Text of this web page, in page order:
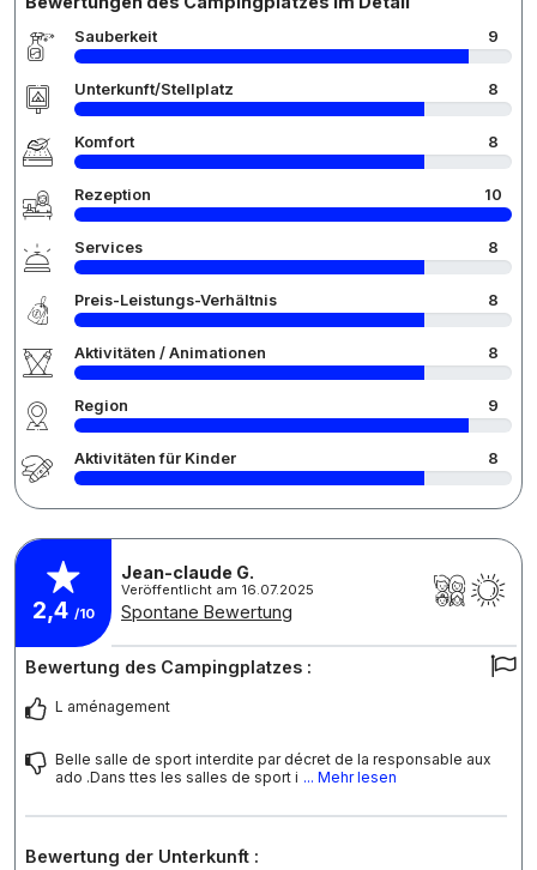
Sauberkeit 9
Unterkunft/Stellplatz 8
Komfort 8
Rezeption 10
Services 8
Preis-Leistungs-Verhältnis 8
Aktivitäten / Animationen 8
Region 9
Aktivitäten für Kinder 8
2,4 /10
Jean-claude G.
Veröffentlicht am 16.07.2025
Spontane Bewertung
Bewertung des Campingplatzes :
L aménagement
Belle salle de sport interdite par décret de la responsable aux
ado .Dans ttes les salles de sport i ... Mehr lesen
Bewertung der Unterkunft :